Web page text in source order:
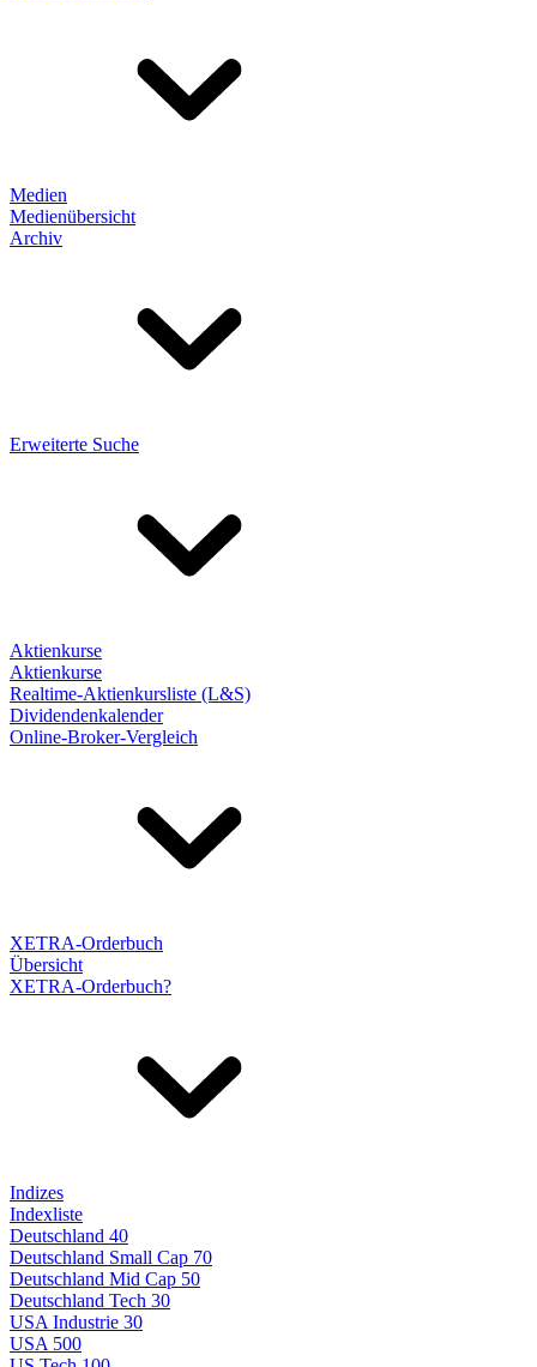
Medien
Medienübersicht
Archiv
Erweiterte Suche
Aktienkurse
Aktienkurse
Realtime-Aktienkursliste (L&S)
Dividendenkalender
Online-Broker-Vergleich
XETRA-Orderbuch
Übersicht
XETRA-Orderbuch?
Indizes
Indexliste
Deutschland 40
Deutschland Small Cap 70
Deutschland Mid Cap 50
Deutschland Tech 30
USA Industrie 30
USA 500